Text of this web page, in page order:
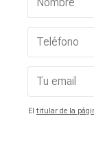
El titular de la